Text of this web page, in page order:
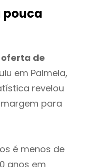
pouca
oferta de
em Palmela,
revelou
para
é menos de
anos em